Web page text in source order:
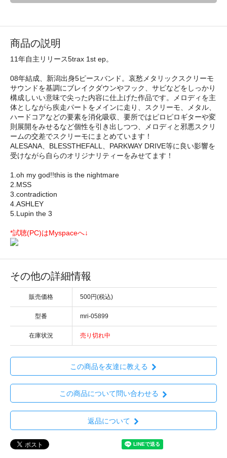
商品の説明
11年自主リリース5trax 1st ep。
08年結成、新潟出身5ピースバンド。哀愁メタリックスクリーモ
サウンドを基調にブレイクダウンやフック、サビなどをしっかり
構成しいい意味で尖った内容に仕上げた作品です。メロディを主
体としながら疾走パートをメインに走り、スクリーモ、メタル、
ハードコアなどの要素を消化吸収、要所ではピロピロギターや変
則展開をみせるなど個性を引き出しつつ、メロディと邪悪スクリ
ームの交差でスクリーモにまとめています！
ALESANA、BLESSTHEFALL、PARKWAY DRIVE等に良い影響を
受けながら自らのオリジナリティーをみせてます！
1.oh my god!!this is the nightmare
2.MSS
3.contradiction
4.ASHLEY
5.Lupin the 3
*試聴(PC)はMyspaceへ↓
その他の詳細情報
販売価格 500円(税込)
型番 mri-05899
在庫状況 売り切れ中
この商品を友達に教える
この商品について問い合わせる
返品について